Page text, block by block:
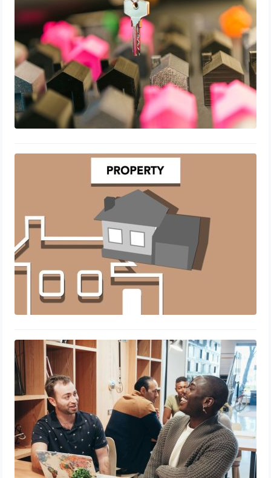
31 juillet 2026
Optimisez votre rentabilité grâce au
cashflow immobilier
24 juillet 2026
Découvrir le coliving en Belgique :
une nouvelle façon de vivre ensemble
17 juillet 2026